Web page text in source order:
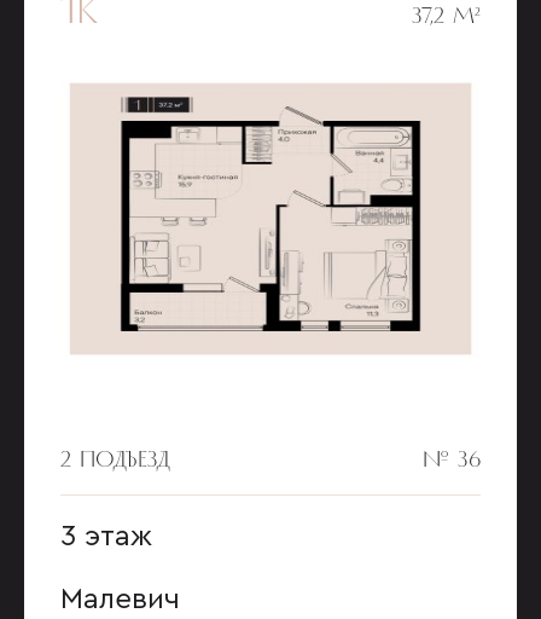
37,2 М²
2 ПОДЪЕЗД № 36
3 этаж
Малевич